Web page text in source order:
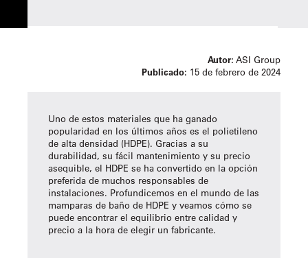
Autor: ASI Group
Publicado: 15 de febrero de 2024
Uno de estos materiales que ha ganado
popularidad en los últimos años es el polietileno
de alta densidad (HDPE). Gracias a su
durabilidad, su fácil mantenimiento y su precio
asequible, el HDPE se ha convertido en la opción
preferida de muchos responsables de
instalaciones. Profundicemos en el mundo de las
mamparas de baño de HDPE y veamos cómo se
puede encontrar el equilibrio entre calidad y
precio a la hora de elegir un fabricante.